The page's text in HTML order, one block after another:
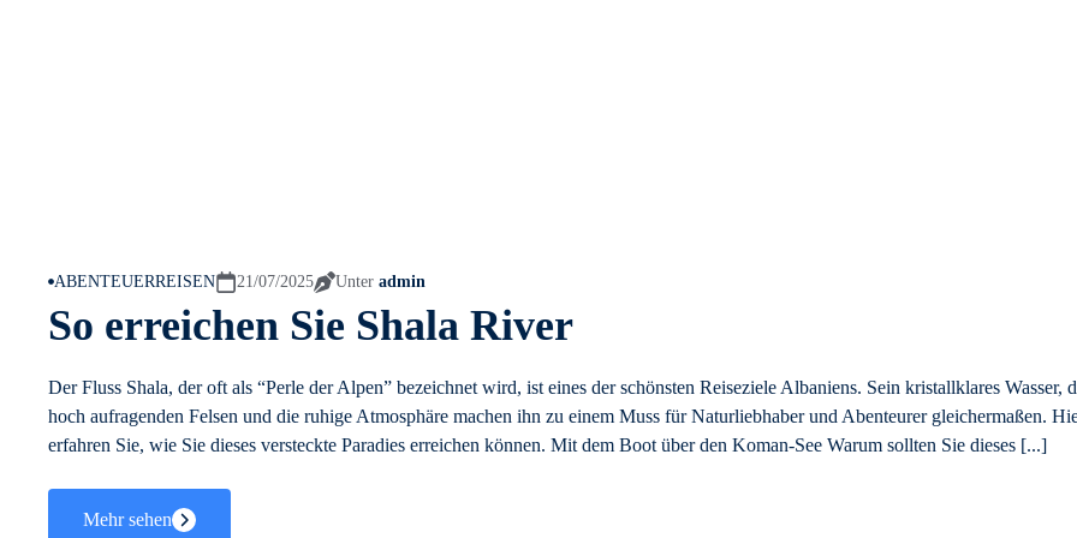
ABENTEUERREISEN 21/07/2025 Unter admin
So erreichen Sie Shala River
Der Fluss Shala, der oft als “Perle der Alpen” bezeichnet wird, ist eines der schönsten Reiseziele Albaniens. Sein kristallklares Wasser,
hoch aufragenden Felsen und die ruhige Atmosphäre machen ihn zu einem Muss für Naturliebhaber und Abenteurer gleichermaßen.
erfahren Sie, wie Sie dieses versteckte Paradies erreichen können. Mit dem Boot über den Koman-See Warum sollten Sie dieses [...]
Mehr sehen